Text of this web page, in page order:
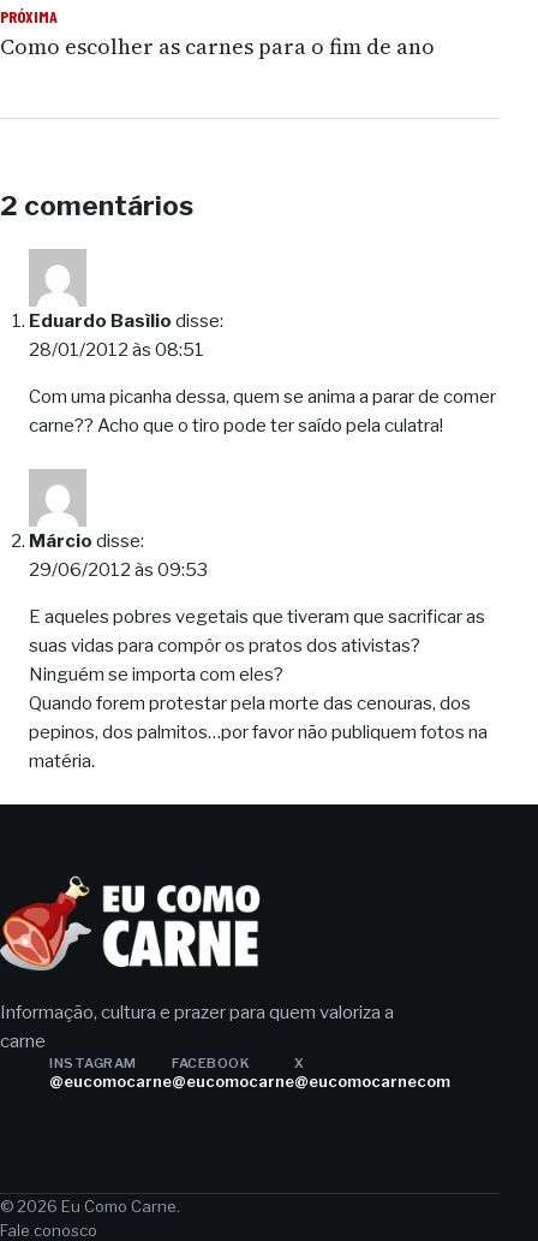
PRÓXIMA
Como escolher as carnes para o fim de ano
2 comentários
Eduardo Basìlio disse:
28/01/2012 às 08:51
Com uma picanha dessa, quem se anima a parar de comer
carne?? Acho que o tiro pode ter saído pela culatra!
Márcio disse:
29/06/2012 às 09:53
E aqueles pobres vegetais que tiveram que sacrificar as
suas vidas para compôr os pratos dos ativistas?
Ninguém se importa com eles?
Quando forem protestar pela morte das cenouras, dos
pepinos, dos palmitos…por favor não publiquem fotos na
matéria.
Informação, cultura e prazer para quem valoriza a
carne
INSTAGRAM
@eucomocarne
FACEBOOK
@eucomocarne
X
@eucomocarnecom
© 2026 Eu Como Carne.
Fale conosco